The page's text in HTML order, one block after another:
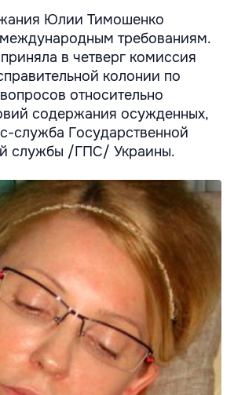
Юлии Тимошенко
международным требованиям.
в четверг комиссия
колонии по
относительно
содержания осужденных,
служба Государственной
службы /ГПС/ Украины.